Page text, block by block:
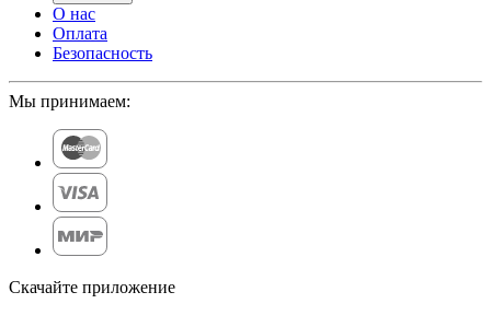
О нас
Оплата
Безопасность
Мы принимаем:
Скачайте приложение